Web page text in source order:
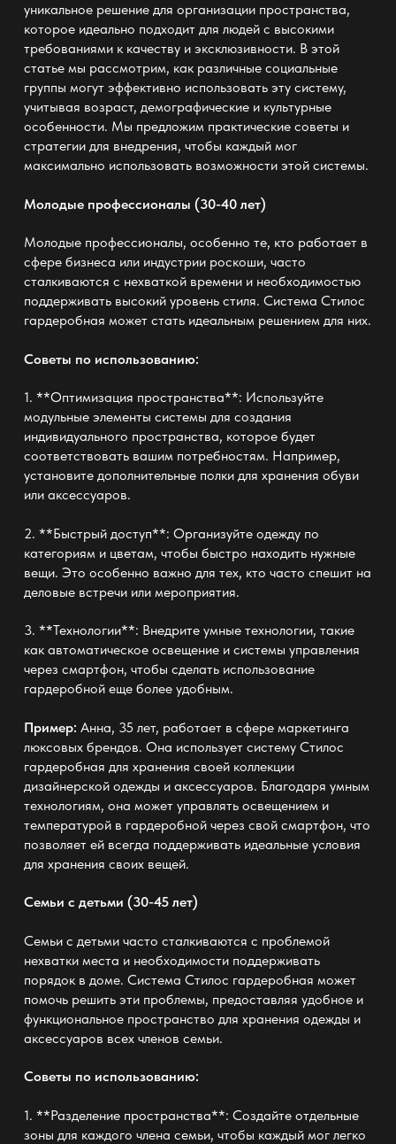
уникальное решение для организации пространства,
которое идеально подходит для людей с высокими
требованиями к качеству и эксклюзивности. В этой
статье мы рассмотрим, как различные социальные
группы могут эффективно использовать эту систему,
учитывая возраст, демографические и культурные
особенности. Мы предложим практические советы и
стратегии для внедрения, чтобы каждый мог
максимально использовать возможности этой системы.
Молодые профессионалы (30-40 лет)
Молодые профессионалы, особенно те, кто работает в
сфере бизнеса или индустрии роскоши, часто
сталкиваются с нехваткой времени и необходимостью
поддерживать высокий уровень стиля. Система Стилос
гардеробная может стать идеальным решением для них.
Советы по использованию:
1. **Оптимизация пространства**: Используйте
модульные элементы системы для создания
индивидуального пространства, которое будет
соответствовать вашим потребностям. Например,
установите дополнительные полки для хранения обуви
или аксессуаров.
2. **Быстрый доступ**: Организуйте одежду по
категориям и цветам, чтобы быстро находить нужные
вещи. Это особенно важно для тех, кто часто спешит на
деловые встречи или мероприятия.
3. **Технологии**: Внедрите умные технологии, такие
как автоматическое освещение и системы управления
через смартфон, чтобы сделать использование
гардеробной еще более удобным.
Пример: Анна, 35 лет, работает в сфере маркетинга
люксовых брендов. Она использует систему Стилос
гардеробная для хранения своей коллекции
дизайнерской одежды и аксессуаров. Благодаря умным
технологиям, она может управлять освещением и
температурой в гардеробной через свой смартфон, что
позволяет ей всегда поддерживать идеальные условия
для хранения своих вещей.
Семьи с детьми (30-45 лет)
Семьи с детьми часто сталкиваются с проблемой
нехватки места и необходимости поддерживать
порядок в доме. Система Стилос гардеробная может
помочь решить эти проблемы, предоставляя удобное и
функциональное пространство для хранения одежды и
аксессуаров всех членов семьи.
Советы по использованию:
1. **Разделение пространства**: Создайте отдельные
зоны для каждого члена семьи, чтобы каждый мог легко